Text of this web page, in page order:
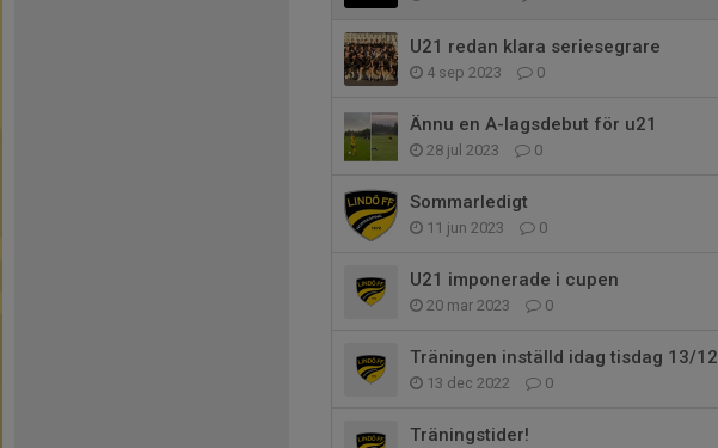
U21 redan klara seriesegrare
4 sep 2023 0
Ännu en A-lagsdebut för u21
28 jul 2023 0
Sommarledigt
11 jun 2023 0
U21 imponerade i cupen
20 mar 2023 0
Träningen inställd idag tisdag 13/12
13 dec 2022 0
Träningstider!